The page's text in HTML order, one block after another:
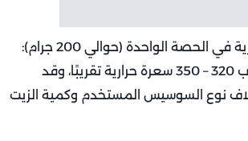
عدد السعرات الحرارية في الحصة الواحدة (حوالي 200 جرام):
تحتوي على ما يقارب 320 – 350 سعرة حرارية تقريبًا، وقد
نوع السوسيس المستخدم وكمية الزيت